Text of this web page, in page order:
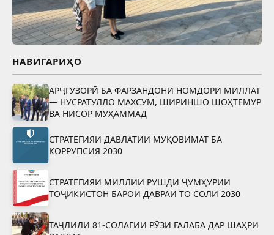
НАВИГАРИҲО
АРҶГУЗОРӢ БА ФАРЗАНДОНИ НОМДОРИ МИЛЛАТ
— НУСРАТУЛЛО МАХСУМ, ШИРИНШО ШОҲТЕМУР
ВА НИСОР МУҲАММАД
СТРАТЕГИЯИ ДАВЛАТИИ МУҚОВИМАТ БА
КОРРУПСИЯ 2030
СТРАТЕГИЯИ МИЛЛИИ РУШДИ ҶУМҲУРИИ
ТОҶИКИСТОН БАРОИ ДАВРАИ ТО СОЛИ 2030
ТАҶЛИЛИ 81-СОЛАГИИ РӮЗИ ҒАЛАБА ДАР ШАҲРИ